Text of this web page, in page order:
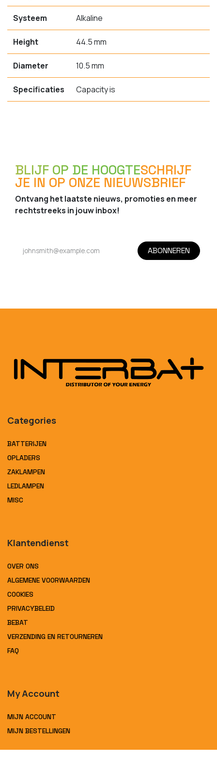
Systeem Alkaline
Height 44.5 mm
Diameter 10.5 mm
Specificaties Capacity is
BLIJF OP DE HOOGTESCHRIJF
JE IN OP ONZE NIEUWSBRIEF
Ontvang het laatste nieuws, promoties en meer
rechtstreeks in jouw inbox!
ABONNEREN
Categories
BATTERIJEN
OPLADERS
ZAKLAMPEN
LEDLAMPEN
MISC
Klantendienst
OVER ONS
ALGEMENE VOORWAARDEN
COOKIES
PRIVACYBELEID
BEBAT
VERZENDING EN RETOURNEREN
FAQ
My Account
MIJN ACCOUNT
MIJN BESTELLINGEN